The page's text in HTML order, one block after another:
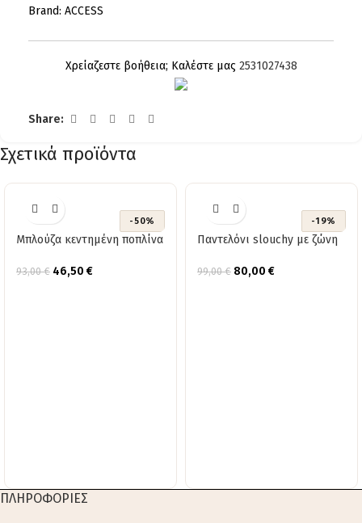
Brand: ACCESS
Χρείαζεστε βοήθεια; Καλέστε μας 2531027438
Share:
Σχετικά προϊόντα
-50%
Μπλούζα κεντημένη ποπλίνα
93,00€ 46,50 €
-19%
Παντελόνι slouchy με ζώνη
99,00€ 80,00 €
ΠΛΗΡΟΦΟΡΙΕΣ